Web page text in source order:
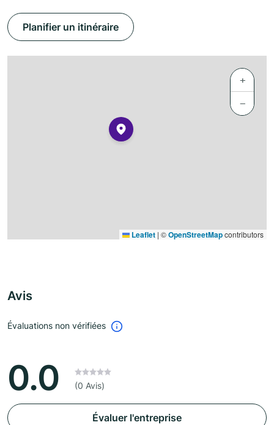
Planifier un itinéraire
+
−
Leaflet | ©OpenStreetMapcontributors
Avis
Évaluations non vérifiées
0.0 (0 Avis)
Évaluer l'entreprise